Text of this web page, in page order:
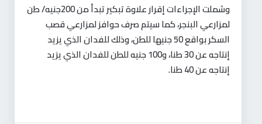
وشملت الإجراءات إقرار علاوة تبكير تبدأ من 200جنيه/ طن
لمزارعي البنجر، كما سيتم صرف حوافز لمزارعي قصب
السكر بواقع 50 جنيها للطن، وذلك للفدان الذي يزيد
إنتاجه عن 30 طنا، و100 جنيه للطن للفدان الذي يزيد
إنتاجه عن 40 طنا.